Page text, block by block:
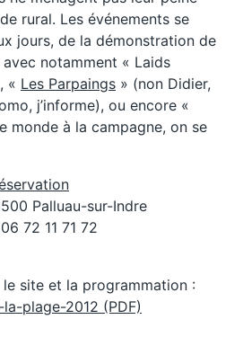
rural. Les événements se
jours, de la démonstration de
notamment « Laids
« Les Parpaings » (non Didier,
j’informe), ou encore «
monde à la campagne, on se
Palluau-sur-Indre
72 11 71 72
le site et la programmation :
plage-2012 (PDF)